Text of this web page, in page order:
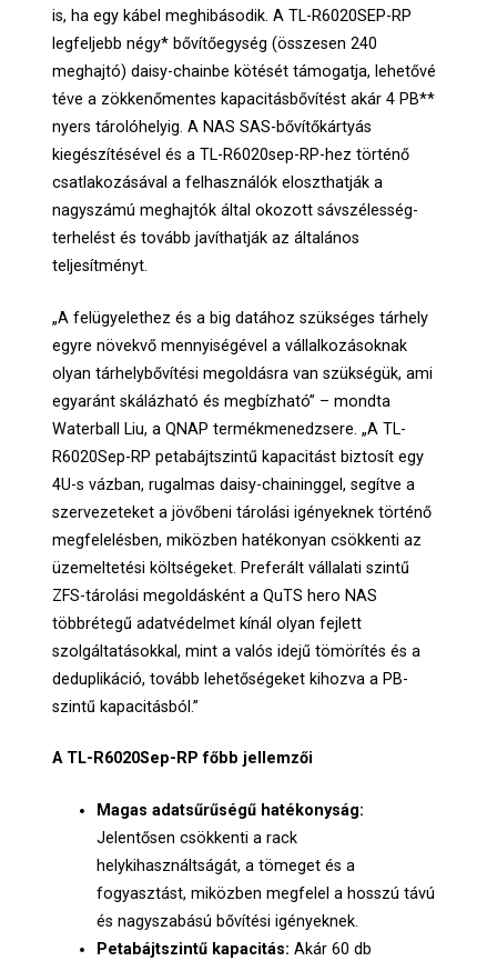
is, ha egy kábel meghibásodik. A TL-R6020SEP-RP
legfeljebb négy* bővítőegység (összesen 240
meghajtó) daisy-chainbe kötését támogatja, lehetővé
téve a zökkenőmentes kapacitásbővítést akár 4 PB**
nyers tárolóhelyig. A NAS SAS-bővítőkártyás
kiegészítésével és a TL-R6020sep-RP-hez történő
csatlakozásával a felhasználók eloszthatják a
nagyszámú meghajtók által okozott sávszélesség-
terhelést és tovább javíthatják az általános
teljesítményt.
„A felügyelethez és a big datához szükséges tárhely
egyre növekvő mennyiségével a vállalkozásoknak
olyan tárhelybővítési megoldásra van szükségük, ami
egyaránt skálázható és megbízható” – mondta
Waterball Liu, a QNAP termékmenedzsere. „A TL-
R6020Sep-RP petabájtszintű kapacitást biztosít egy
4U-s vázban, rugalmas daisy-chaininggel, segítve a
szervezeteket a jövőbeni tárolási igényeknek történő
megfelelésben, miközben hatékonyan csökkenti az
üzemeltetési költségeket. Preferált vállalati szintű
ZFS-tárolási megoldásként a QuTS hero NAS
többrétegű adatvédelmet kínál olyan fejlett
szolgáltatásokkal, mint a valós idejű tömörítés és a
deduplikáció, tovább lehetőségeket kihozva a PB-
szintű kapacitásból.”
A TL-R6020Sep-RP főbb jellemzői
Magas adatsűrűségű hatékonyság:
Jelentősen csökkenti a rack
helykihasználtságát, a tömeget és a
fogyasztást, miközben megfelel a hosszú távú
és nagyszabású bővítési igényeknek.
Petabájtszintű kapacitás: Akár 60 db